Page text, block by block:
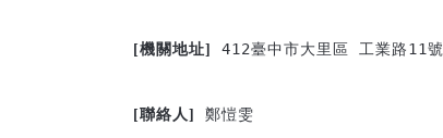
[機關地址] 412臺中市大里區 工業路11號
[聯絡人] 鄭愷雯